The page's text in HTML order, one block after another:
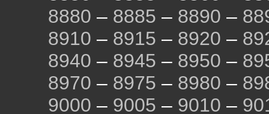
8880 – 8885 – 8890 –
8910 – 8915 – 8920 –
8940 – 8945 – 8950 –
8970 – 8975 – 8980 –
9000 – 9005 – 9010 –